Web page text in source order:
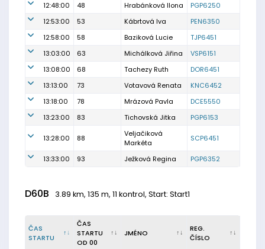
12:48:00
48 Hrabánková Ilona
PGP6250
12:53:00
53 Kábrtová Iva
PEN6350
12:58:00
58 Baziková Lucie
TJP6451
13:03:00
63 Michálková Jiřina
VSP6151
13:08:00
68 Tachezy Ruth
DOR6451
13:13:00
73 Votavová Renata
KNC6452
13:18:00
78 Mrázová Pavla
DCE5550
13:23:00
83 Tichovská Jitka PGP6153
13:28:00 88
Veljačiková
Markéta
SCP6451
13:33:00 93 Ježková Regina PGP6352
D60B 3.89 km, 135 m, 11 kontrol, Start: Start1
ČAS
STARTU
ČAS
STARTU
OD 00
JMÉNO
REG.
ČÍSLO